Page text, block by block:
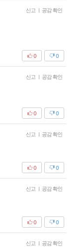
신고 | 공감 확인
0
0
신고 | 공감 확인
0
0
신고 | 공감 확인
0
0
신고 | 공감 확인
0
0
신고 | 공감 확인